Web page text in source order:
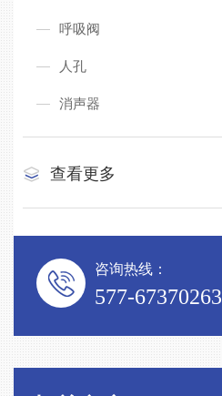
呼吸阀
人孔
消声器
查看更多
咨询热线：
577-67370263